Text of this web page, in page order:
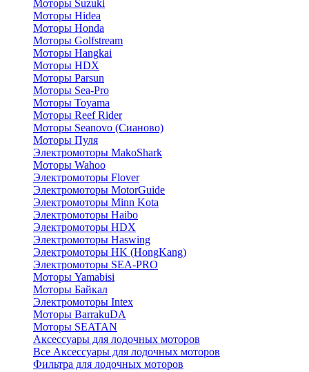
Моторы Suzuki
Моторы Hidea
Моторы Honda
Моторы Golfstream
Моторы Hangkai
Моторы HDX
Моторы Parsun
Моторы Sea-Pro
Моторы Toyama
Моторы Reef Rider
Моторы Seanovo (Сианово)
Моторы Пуля
Электромоторы MakoShark
Моторы Wahoo
Электромоторы Flover
Электромоторы MotorGuide
Электромоторы Minn Kota
Электромоторы Haibo
Электромоторы HDX
Электромоторы Haswing
Электромоторы HK (HongKang)
Электромоторы SEA-PRO
Моторы Yamabisi
Моторы Байкал
Электромоторы Intex
Моторы BarrakuDA
Моторы SEATAN
Аксессуары для лодочных моторов
Все Аксессуары для лодочных моторов
Фильтра для лодочных моторов